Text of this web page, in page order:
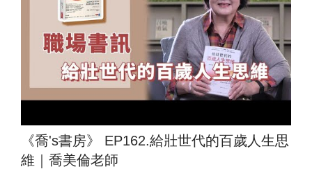
《喬's書房》 EP162.給壯世代的百歲人生思
維｜喬美倫老師